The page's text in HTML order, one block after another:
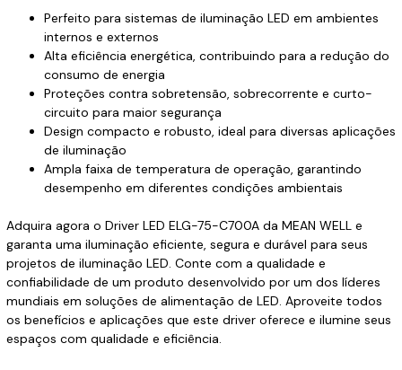
Perfeito para sistemas de iluminação LED em ambientes
internos e externos
Alta eficiência energética, contribuindo para a redução do
consumo de energia
Proteções contra sobretensão, sobrecorrente e curto-
circuito para maior segurança
Design compacto e robusto, ideal para diversas aplicações
de iluminação
Ampla faixa de temperatura de operação, garantindo
desempenho em diferentes condições ambientais
Adquira agora o Driver LED ELG-75-C700A da MEAN WELL e
garanta uma iluminação eficiente, segura e durável para seus
projetos de iluminação LED. Conte com a qualidade e
confiabilidade de um produto desenvolvido por um dos líderes
mundiais em soluções de alimentação de LED. Aproveite todos
os benefícios e aplicações que este driver oferece e ilumine seus
espaços com qualidade e eficiência.